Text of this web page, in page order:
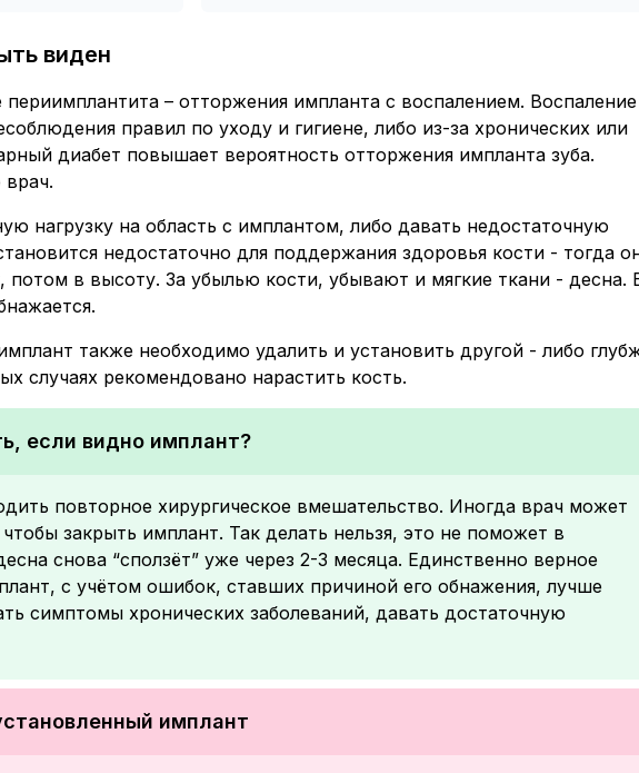
виден
– отторжения импланта с воспалением.
правил по уходу и гигиене, либо из-за хронических или
диабет повышает вероятность отторжения импланта зуба.
нагрузку на область с имплантом, либо давать недостаточную
недостаточно для поддержания здоровья кости - тогда
в высоту. За убылью кости, убывают и мягкие ткани - десна.
также необходимо удалить и установить другой - либо
случаях рекомендовано нарастить кость.
если видно имплант?
повторное хирургическое вмешательство. Иногда врач может
закрыть имплант. Так делать нельзя, это не поможет в
снова “сползёт” уже через 2-3 месяца. Единственно верное
с учётом ошибок, ставших причиной его обнажения, лучше
симптомы хронических заболеваний, давать достаточную
имплант